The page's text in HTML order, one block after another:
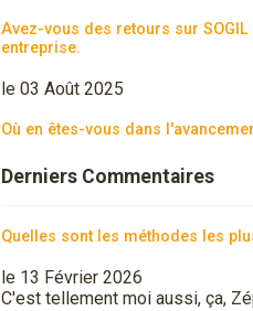
Avez-vous des retours sur
entreprise.
le 03 Août 2025
Où en êtes-vous dans
Derniers Commentaires
Quelles sont les méthodes les
le 13 Février 2026
C'est tellement moi aussi, ça,